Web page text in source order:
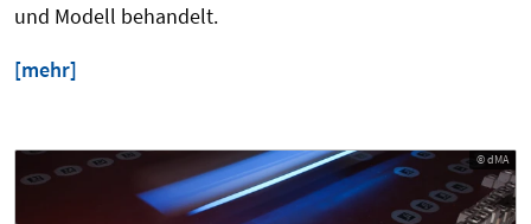
und Modell behandelt.
[mehr]
© dMA